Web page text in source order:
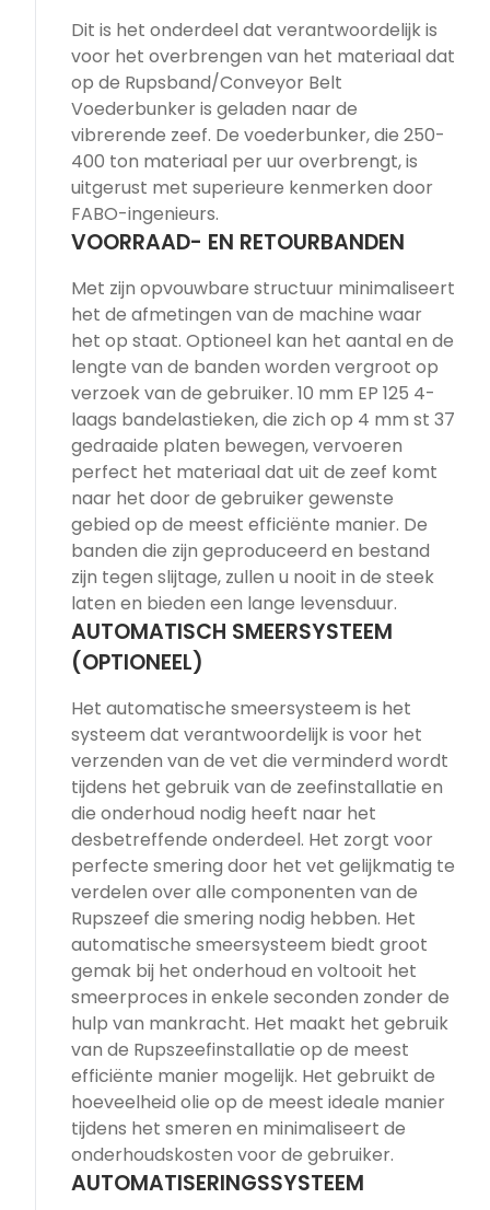
Dit is het onderdeel dat verantwoordelijk is
voor het overbrengen van het materiaal dat
op de Rupsband/Conveyor Belt
Voederbunker is geladen naar de
vibrerende zeef. De voederbunker, die 250-
400 ton materiaal per uur overbrengt, is
uitgerust met superieure kenmerken door
FABO-ingenieurs.
VOORRAAD- EN RETOURBANDEN
Met zijn opvouwbare structuur minimaliseert
het de afmetingen van de machine waar
het op staat. Optioneel kan het aantal en de
lengte van de banden worden vergroot op
verzoek van de gebruiker. 10 mm EP 125 4-
laags bandelastieken, die zich op 4 mm st 37
gedraaide platen bewegen, vervoeren
perfect het materiaal dat uit de zeef komt
naar het door de gebruiker gewenste
gebied op de meest efficiënte manier. De
banden die zijn geproduceerd en bestand
zijn tegen slijtage, zullen u nooit in de steek
laten en bieden een lange levensduur.
AUTOMATISCH SMEERSYSTEEM
(OPTIONEEL)
Het automatische smeersysteem is het
systeem dat verantwoordelijk is voor het
verzenden van de vet die verminderd wordt
tijdens het gebruik van de zeefinstallatie en
die onderhoud nodig heeft naar het
desbetreffende onderdeel. Het zorgt voor
perfecte smering door het vet gelijkmatig te
verdelen over alle componenten van de
Rupszeef die smering nodig hebben. Het
automatische smeersysteem biedt groot
gemak bij het onderhoud en voltooit het
smeerproces in enkele seconden zonder de
hulp van mankracht. Het maakt het gebruik
van de Rupszeefinstallatie op de meest
efficiënte manier mogelijk. Het gebruikt de
hoeveelheid olie op de meest ideale manier
tijdens het smeren en minimaliseert de
onderhoudskosten voor de gebruiker.
AUTOMATISERINGSSYSTEEM